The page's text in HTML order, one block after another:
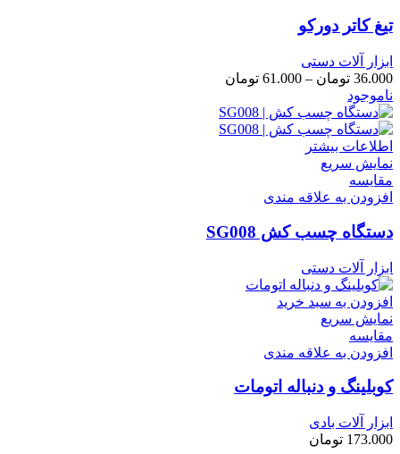
تیغ کاتر دورکو
ابزار آلات دستی
36.000 تومان –
61.000 تومان
تا
ناموجود
اطلاعات بیشتر
نمایش سریع
مقايسه
افزودن به علاقه مندی
دستگاه چسب کش SG008
ابزار آلات دستی
افزودن به سبد خرید
نمایش سریع
مقايسه
افزودن به علاقه مندی
کوبلینگ و دنباله اتومات
ابزار آلات بادی
173.000 تومان